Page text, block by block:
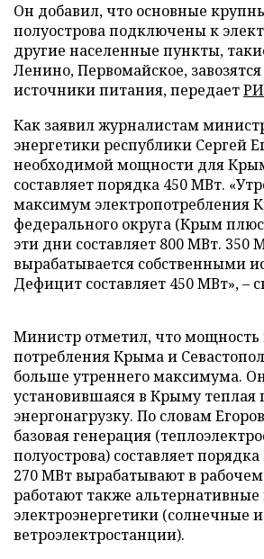
Он добавил, что основные
полуострова подключены к
другие населенные пункты,
Ленино, Первомайское,
источники питания, передает
Как заявил журналистам
энергетики республики Сергей
необходимой мощности для
составляет порядка 450 МВт.
максимум электропотребления
федерального округа (Крым плюс
эти дни составляет 800 МВт. 350
вырабатывается собственными
Дефицит составляет 450 МВт», –
Министр отметил, что мощность
потребления Крыма и
больше утреннего максимума.
установившаяся в Крыму теплая
энергонагрузку. По словам
базовая генерация
полуострова) составляет
270 МВт вырабатывают в
работают также
электроэнергетики (солнечные и
ветроэлектростанции).